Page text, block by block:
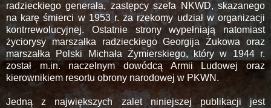
radzieckiego generała, zastępcy szefa NKWD, skazanego
na karę śmierci w 1953 r. za rzekomy udział w organizacji
kontrrewolucyjnej. Ostatnie strony wypełniają natomiast
życiorysy marszałka radzieckiego Georgija Żukowa oraz
marszałka Polski Michała Żymierskiego, który w 1944 r.
został m.in. naczelnym dowódcą Armii Ludowej oraz
kierownikiem resortu obrony narodowej w PKWN.
Jedną z największych zalet niniejszej publikacji jest